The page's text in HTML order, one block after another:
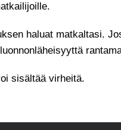
haluat matkaltasi.
sisältää virheitä.